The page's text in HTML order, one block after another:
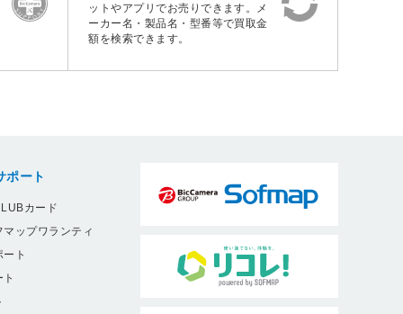
ットやアプリでお売りできます。メ
ーカー名・製品名・型番等で買取金
額を検索できます。
ポート
カード
ップワランティ
ト